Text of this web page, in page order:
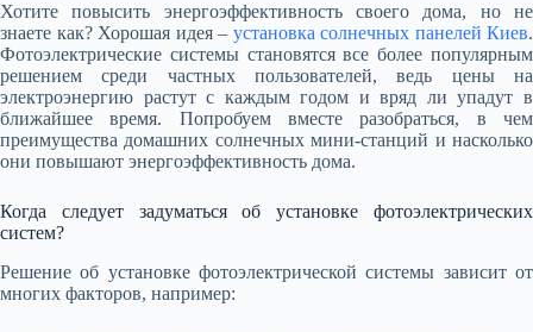
Хотите повысить энергоэффективность своего дома, но не
знаете как? Хорошая идея – установка солнечных панелей Киев.
Фотоэлектрические системы становятся все более популярным
решением среди частных пользователей, ведь цены на
электроэнергию растут с каждым годом и вряд ли упадут в
ближайшее время. Попробуем вместе разобраться, в чем
преимущества домашних солнечных мини-станций и насколько
они повышают энергоэффективность дома.
Когда следует задуматься об установке фотоэлектрических
систем?
Решение об установке фотоэлектрической системы зависит от
многих факторов, например: